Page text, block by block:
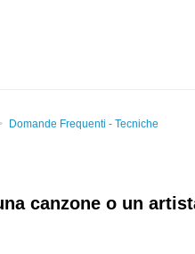
Domande Frequenti - Tecniche
canzone o un